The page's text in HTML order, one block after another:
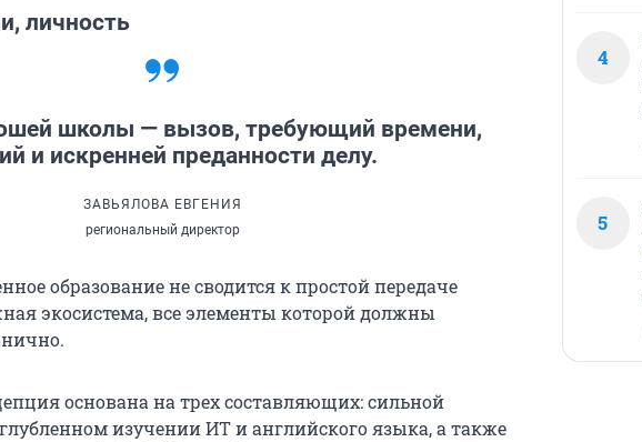
личность
школы — вызов, требующий времени,
и искренней преданности делу.
ЗАВЬЯЛОВА ЕВГЕНИЯ
региональный директор
образование не сводится к простой передаче
экосистема, все элементы которой должны
основана на трех составляющих: сильной
изучении ИТ и английского языка, а также
4
5